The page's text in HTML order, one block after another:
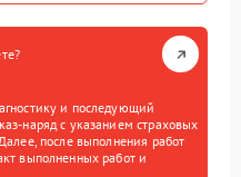
и последующий
наряд с указанием страховых
после выполнения работ
выполненных работ и